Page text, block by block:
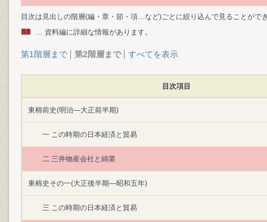
目次は見出しの階層(編・章・節・項…など)ごとに絞り込んで見ることがで
… 資料編に詳細な情報があります。
第1階層まで 第2階層まで すべてを表示
目次項目
東棉前史(明治―大正前半期)
一 この時期の日本経済と貿易
二 三井物産会社と綿業
東棉史その一(大正後半期―昭和五年)
三 この時期の日本経済と貿易